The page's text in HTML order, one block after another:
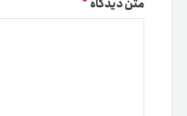
متن دیدگاه*